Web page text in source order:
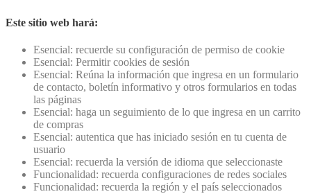
Este sitio web hará:
Esencial: recuerde su configuración de permiso de cookie
Esencial: Permitir cookies de sesión
Esencial: Reúna la información que ingresa en un formulario
de contacto, boletín informativo y otros formularios en todas
las páginas
Esencial: haga un seguimiento de lo que ingresa en un carrito
de compras
Esencial: autentica que has iniciado sesión en tu cuenta de
usuario
Esencial: recuerda la versión de idioma que seleccionaste
Funcionalidad: recuerda configuraciones de redes sociales
Funcionalidad: recuerda la región y el país seleccionados